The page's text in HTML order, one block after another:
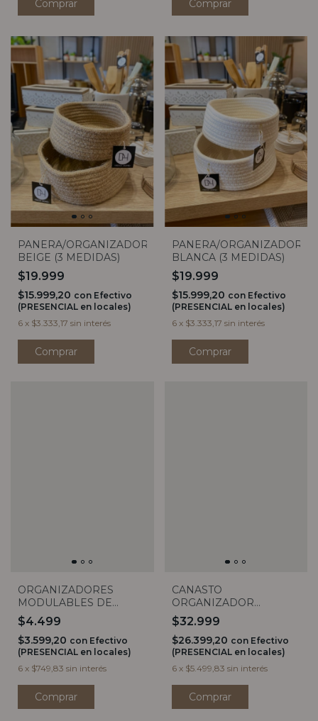
PANERA/ORGANIZADOR
BEIGE (3 MEDIDAS)
$19.999
$15.999,20 con Efectivo
(PRESENCIAL en locales)
6 x $3.333,17 sin interés
Comprar
PANERA/ORGANIZADOR
BLANCA (3 MEDIDAS)
$19.999
$15.999,20 con Efectivo
(PRESENCIAL en locales)
6 x $3.333,17 sin interés
Comprar
ORGANIZADORES
MODULABLES DE
BAMBOO (4 MEDIDAS)
$4.499
$3.599,20 con Efectivo
(PRESENCIAL en locales)
6 x $749,83 sin interés
Comprar
CANASTO
ORGANIZADOR
BAYONA GREY
$32.999
$26.399,20 con Efectivo
(PRESENCIAL en locales)
6 x $5.499,83 sin interés